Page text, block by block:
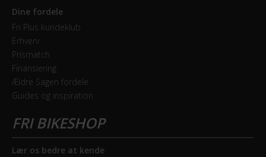
Shimano Claris
Geartype
Udvendige gear
Kranksæt
Shimano 2 klinger
Samlet antal gear
16
Dine fordele
Fri Plus kundeklub
Erhverv
Prismatch
Finansiering
Ældre Sagen fordele
Guides og inspiration
Lær os bedre at kende